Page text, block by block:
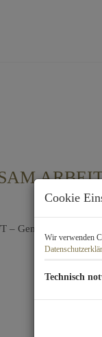
Cookie
Wir verwenden
Technisch